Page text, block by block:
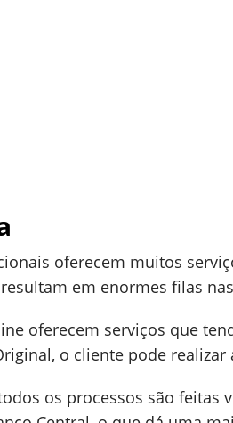
oferecem muitos
em enormes filas
oferecem serviços que
o cliente pode
os processos são feitas